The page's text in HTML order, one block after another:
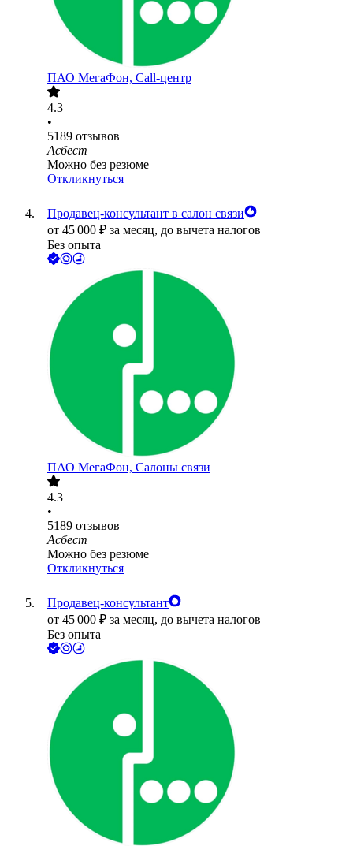
ПАО МегаФон, Call-центр
4.3
•
5189 отзывов
Асбест
Можно без резюме
Откликнуться
Продавец-консультант в салон связи
от 45 000 ₽ за месяц, до вычета налогов
Без опыта
ПАО МегаФон, Салоны связи
4.3
•
5189 отзывов
Асбест
Можно без резюме
Откликнуться
Продавец-консультант
от 45 000 ₽ за месяц, до вычета налогов
Без опыта